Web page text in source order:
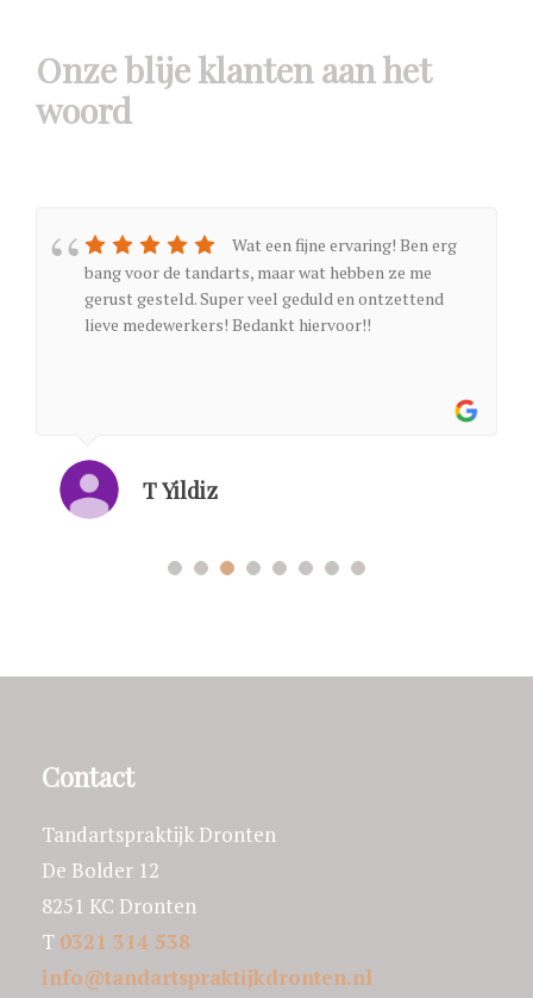
Onze blije klanten aan het
woord
Wat een fijne ervaring! Ben erg
bang voor de tandarts, maar wat hebben ze me
gerust gesteld. Super veel geduld en ontzettend
lieve medewerkers! Bedankt hiervoor!!
T Yildiz
Contact
Tandartspraktijk Dronten
De Bolder 12
8251 KC Dronten
T 0321 314 538
info@tandartspraktijkdronten.nl